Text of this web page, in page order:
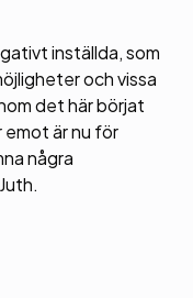
inställda, som
och vissa
det här börjat
emot är nu för
några